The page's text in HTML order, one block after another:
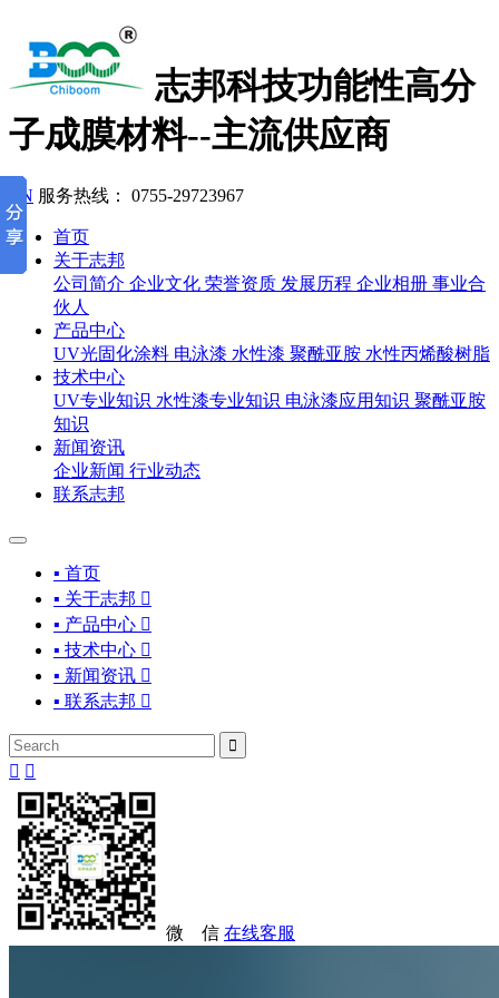
志邦科技功能性高分
子成膜材料--主流供应商
EN 服务热线： 0755-29723967
首页
关于志邦
公司简介 企业文化 荣誉资质 发展历程 企业相册 事业合
伙人
产品中心
UV光固化涂料 电泳漆 水性漆 聚酰亚胺 水性丙烯酸树脂
技术中心
UV专业知识 水性漆专业知识 电泳漆应用知识 聚酰亚胺
知识
新闻资讯
企业新闻 行业动态
联系志邦
▪ 首页
▪ 关于志邦 
▪ 产品中心 
▪ 技术中心 
▪ 新闻资讯 
▪ 联系志邦 

 
微 信 在线客服